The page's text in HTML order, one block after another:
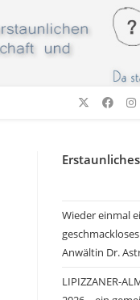
Wieder einmal
Anwältin Dr.
LIPIZZANER-